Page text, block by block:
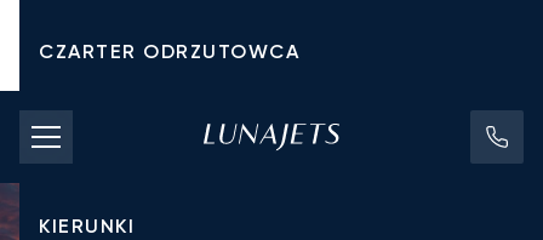
CZARTER ODRZUTOWCA
KOSZTY CZARTERU
PRYWATNE ODRZUTOWCE
KIERUNKI